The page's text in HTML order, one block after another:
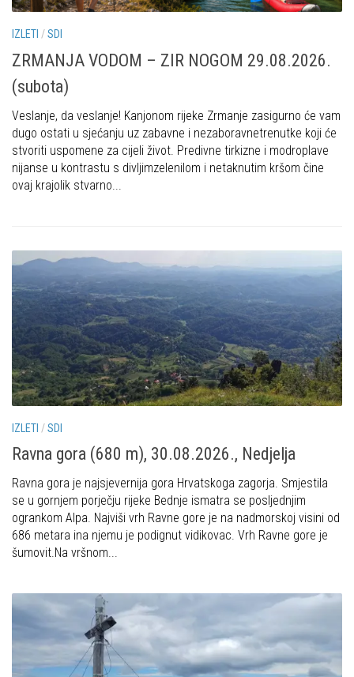
IZLETI /SDI
ZRMANJA VODOM – ZIR NOGOM 29.08.2026.
(subota)
Veslanje, da veslanje! Kanjonom rijeke Zrmanje zasigurno će vam
dugo ostati u sjećanju uz zabavne i nezaboravnetrenutke koji će
stvoriti uspomene za cijeli život. Predivne tirkizne i modroplave
nijanse u kontrastu s divljimzelenilom i netaknutim kršom čine
ovaj krajolik stvarno...
IZLETI /SDI
Ravna gora (680 m), 30.08.2026., Nedjelja
Ravna gora je najsjevernija gora Hrvatskoga zagorja. Smjestila
se u gornjem porječju rijeke Bednje ismatra se posljednjim
ogrankom Alpa. Najviši vrh Ravne gore je na nadmorskoj visini od
686 metara ina njemu je podignut vidikovac. Vrh Ravne gore je
šumovit.Na vršnom...